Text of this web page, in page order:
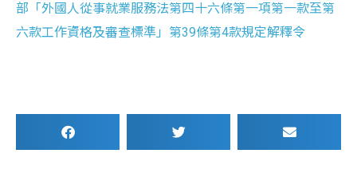
部「外國人從事就業服務法第四十六條第一項第一款至第
六款工作資格及審查標準」第39條第4款規定解釋令